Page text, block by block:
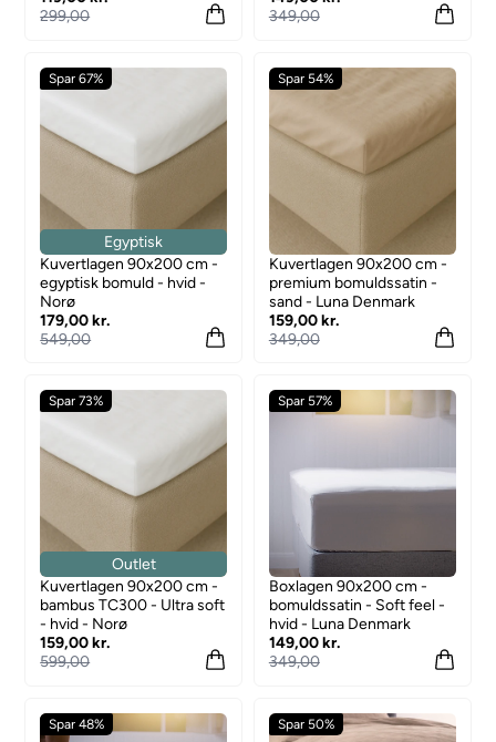
299,00
349,00
Spar 67%
Egyptisk
Kuvertlagen 90x200 cm -
egyptisk bomuld - hvid -
Norø
179,00 kr.
549,00
Spar 54%
Kuvertlagen 90x200 cm -
premium bomuldssatin -
sand - Luna Denmark
159,00 kr.
349,00
Spar 73%
Outlet
Kuvertlagen 90x200 cm -
bambus TC300 - Ultra soft
- hvid - Norø
159,00 kr.
599,00
Spar 57%
Boxlagen 90x200 cm -
bomuldssatin - Soft feel -
hvid - Luna Denmark
149,00 kr.
349,00
Spar 48% Spar 50%